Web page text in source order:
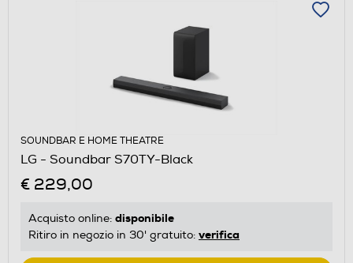
SOUNDBAR E HOME THEATRE
LG - Soundbar S70TY-Black
€ 229,00
Acquisto online: disponibile
Ritiro in negozio in 30' gratuito: verifica